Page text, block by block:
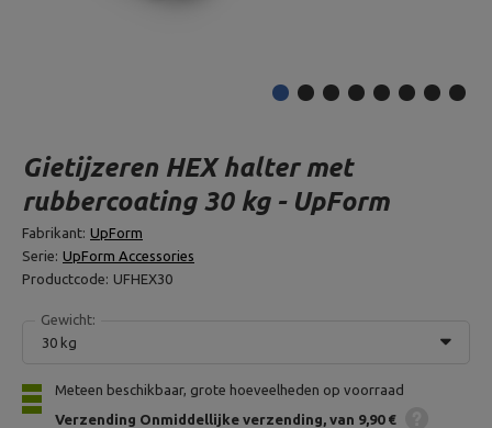
Gietijzeren HEX halter met
rubbercoating 30 kg - UpForm
Fabrikant: UpForm
Serie: UpForm Accessories
Productcode: UFHEX30
Gewicht:
30 kg
Meteen beschikbaar, grote hoeveelheden op voorraad
Verzending Onmiddellijke verzending van 9,90 €